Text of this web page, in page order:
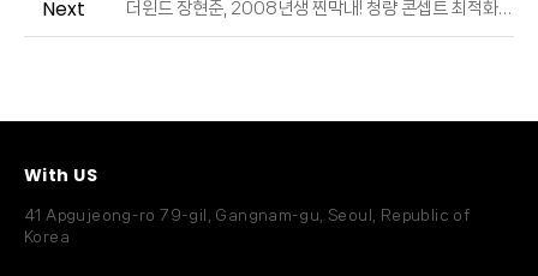
Next 더윈드 장현준, 2008년생 찐막내! 청량 콘셉트 최적화 아이돌 (출처 : 싱글리스트)
With US
41 Apgujeong-ro 79-gil, Gangnam-gu, Seoul, Republic of
Korea